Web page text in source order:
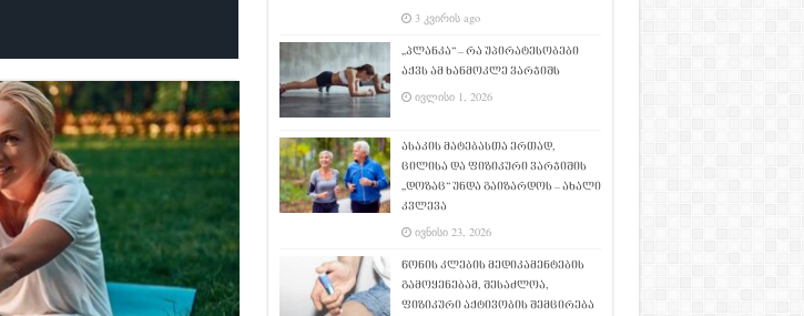
3 კვირის ago
„პლანკა“ – რა უპირატესობები
აქვს ამ ხანმოკლე ვარჯიშს
ივლისი 1, 2026
ასაკის მატებასთა ერთად,
ცილისა და ფიზიკური ვარჯიშის
„დოზაც“ უნდა გაიზარდოს – ახალი
კვლევა
ივნისი 23, 2026
წონის კლების მედიკამენტების
გამოყენებამ, შესაძლოა,
ფიზიკური აქტივობის შემცირება